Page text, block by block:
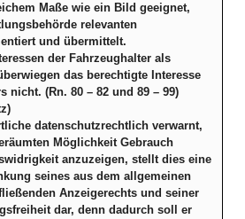
Maße wie ein Bild geeignet,
relevanten
und übermittelt.
der Fahrzeughalter als
das berechtigte Interesse
nicht. (Rn. 80 – 82 und 89 – 99)
datenschutzrechtlich verwarnt,
Möglichkeit Gebrauch
anzuzeigen, stellt dies eine
seines aus dem allgemeinen
Anzeigerechts und seiner
dar, denn dadurch soll er